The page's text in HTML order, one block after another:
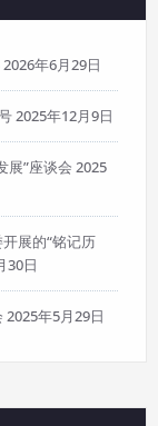
2026年6月29日
2025年12月9日
展”座谈会 2025
展的“铭记历
30日
2025年5月29日